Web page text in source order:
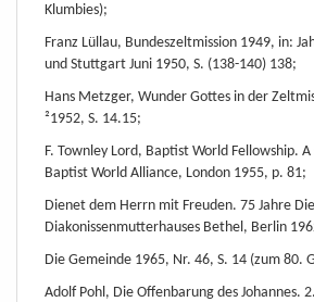
Klumbies);
Franz Lüllau, Bundeszeltmission 1949, in:
und Stuttgart Juni 1950, S. (138-140) 138;
Hans Metzger, Wunder Gottes in der
²1952, S. 14.15;
F. Townley Lord, Baptist World Fellowship.
Baptist World Alliance, London 1955, p. 81;
Dienet dem Herrn mit Freuden. 75 Jahre
Diakonissenmutterhauses Bethel, Berlin
Die Gemeinde 1965, Nr. 46, S. 14 (zum 80.
Adolf Pohl, Die Offenbarung des Johannes.